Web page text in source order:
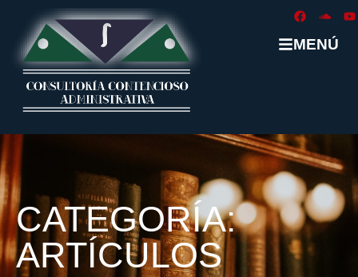
MENÚ
CATEGORÍA:
ARTÍCULOS